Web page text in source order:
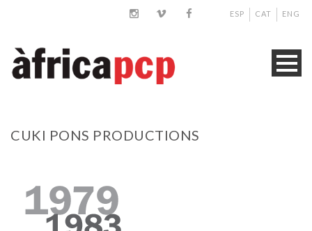
ENG
CAT
ESP
CUKI PONS PRODUCTIONS